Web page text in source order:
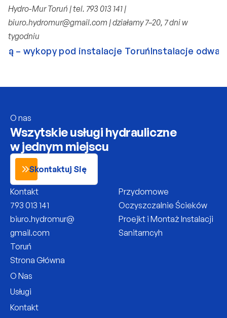
biuro.hydromur@gmail.com | działamy 7–20, 7 dni w
tygodniu
– wykopy pod instalacje ToruńInstalacje
O nas
Wszytskie usługi hydrauliczne
w jednym miejscu
Skontaktuj Się
Kontakt
793 013 141
biuro.hydromur@
gmail.com
Toruń
Strona Główna
O Nas
Usługi
Kontakt
Przydomowe
Oczyszczalnie Ścieków
Proejkt i Montaż Instalacji
Sanitarncyh